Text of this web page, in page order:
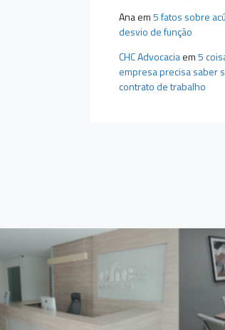
Anaem5 fatos sobre
desvio de função
CHC Advocaciaem5
empresa precisa saber
contrato de trabalho